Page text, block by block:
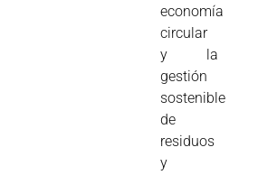
economía
circular
y la
gestión
sostenible
de
residuos
y